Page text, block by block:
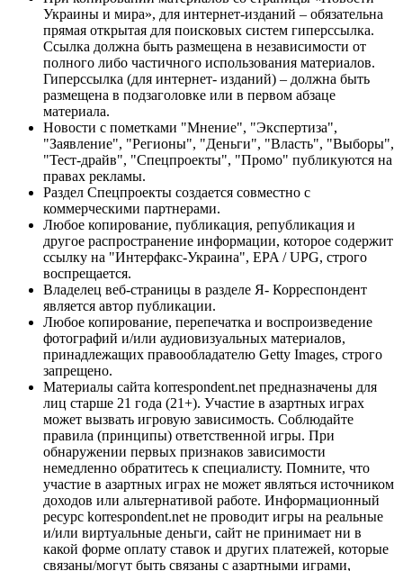
Украины и мира», для интернет-изданий – обязательна
прямая открытая для поисковых систем гиперссылка.
Ссылка должна быть размещена в независимости от
полного либо частичного использования материалов.
Гиперссылка (для интернет- изданий) – должна быть
размещена в подзаголовке или в первом абзаце
материала.
Новости с пометками "Мнение", "Экспертиза",
"Заявление", "Регионы", "Деньги", "Власть", "Выборы",
"Тест-драйв", "Спецпроекты", "Промо" публикуются на
правах рекламы.
Раздел Спецпроекты создается совместно с
коммерческими партнерами.
Любое копирование, публикация, републикация и
другое распространение информации, которое содержит
ссылку на "Интерфакс-Украина", EPA / UPG, строго
воспрещается.
Владелец веб-страницы в разделе Я- Корреспондент
является автор публикации.
Любое копирование, перепечатка и воспроизведение
фотографий и/или аудиовизуальных материалов,
принадлежащих правообладателю Getty Images, строго
запрещено.
Материалы сайта korrespondent.net предназначены для
лиц старше 21 года (21+). Участие в азартных играх
может вызвать игровую зависимость. Соблюдайте
правила (принципы) ответственной игры. При
обнаружении первых признаков зависимости
немедленно обратитесь к специалисту. Помните, что
участие в азартных играх не может являться источником
доходов или альтернативой работе. Информационный
ресурс korrespondent.net не проводит игры на реальные
и/или виртуальные деньги, сайт не принимает ни в
какой форме оплату ставок и других платежей, которые
связаны/могут быть связаны с азартными играми,